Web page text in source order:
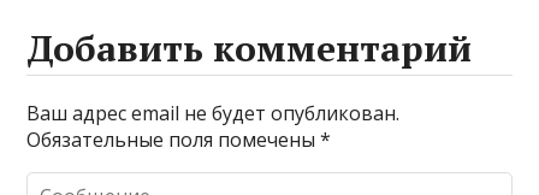
Добавить комментарий
Ваш адрес email не будет опубликован.
Обязательные поля помечены*